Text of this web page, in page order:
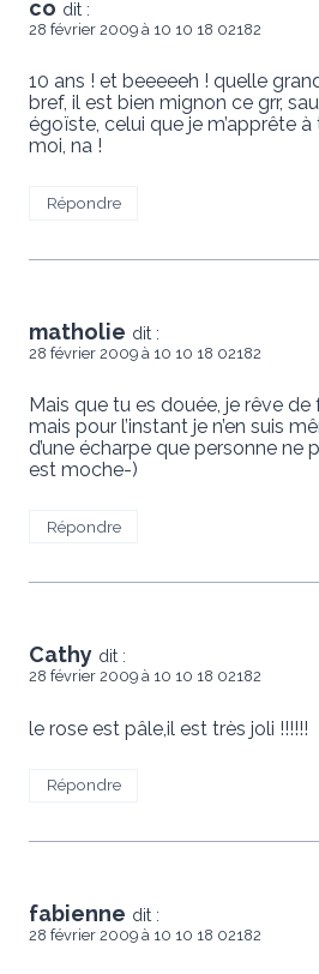
co dit :
28 février 2009 à 10 10 18 02182
10 ans ! et beeeeeh ! quelle
bref, il est bien mignon ce grr,
égoïste, celui que je m’apprête
moi, na !
Répondre
matholie dit :
28 février 2009 à 10 10 18 02182
Mais que tu es douée, je rêve
mais pour l’instant je n’en suis
d’une écharpe que personne
est moche-)
Répondre
Cathy dit :
28 février 2009 à 10 10 18 02182
le rose est pâle,il est très joli !!!!!!
Répondre
fabienne dit :
28 février 2009 à 10 10 18 02182